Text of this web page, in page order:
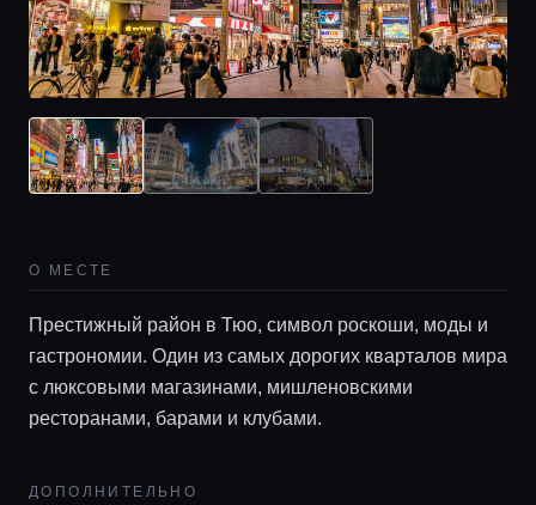
Локации
Гиды
Консьерж сервис
О МЕСТЕ
Престижный район в Тюо, символ роскоши, моды и
гастрономии. Один из самых дорогих кварталов мира
с люксовыми магазинами, мишленовскими
ресторанами, барами и клубами.
ДОПОЛНИТЕЛЬНО